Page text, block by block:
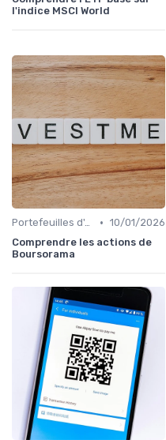
l'indice MSCI World
Portefeuilles d'Actions et d'Obligations • 10/01/2026
Comprendre les actions de
Boursorama